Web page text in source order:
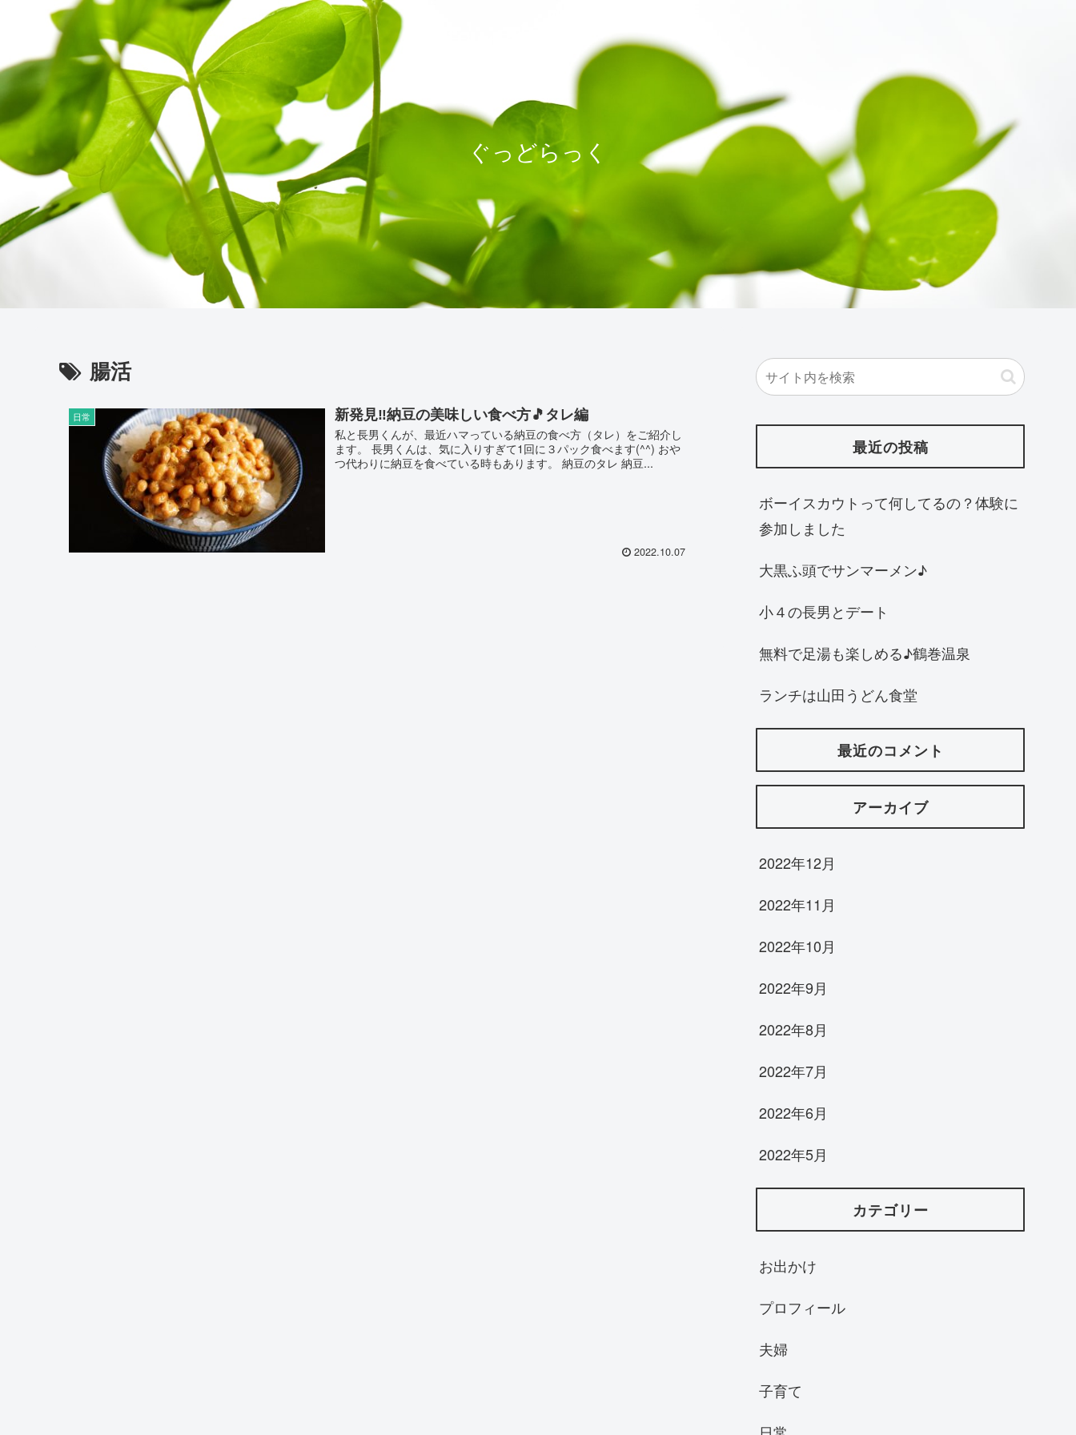
ぐっどらっく
腸活
日常 新発見‼️納豆の美味しい食べ方🎵タレ編
私と長男くんが、最近ハマっている納豆の食べ方（タレ）をご紹介し
ます。 長男くんは、気に入りすぎて1回に３パック食べます(^^) おや
つ代わりに納豆を食べている時もあります。 納豆のタレ 納豆...
2022.10.07
最近の投稿
ボーイスカウトって何してるの？体験に
参加しました
大黒ふ頭でサンマーメン♪
小４の長男とデート
無料で足湯も楽しめる♪鶴巻温泉
ランチは山田うどん食堂
最近のコメント
アーカイブ
2022年12月
2022年11月
2022年10月
2022年9月
2022年8月
2022年7月
2022年6月
2022年5月
カテゴリー
お出かけ
プロフィール
夫婦
子育て